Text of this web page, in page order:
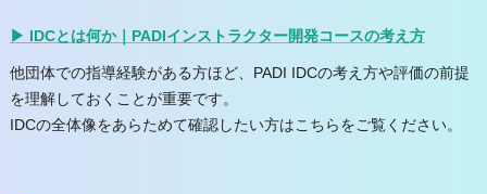
▶ IDCとは何か｜PADIインストラクター開発コースの考え方
他団体での指導経験がある方ほど、PADI IDCの考え方や評価の前提
を理解しておくことが重要です。
IDCの全体像をあらためて確認したい方はこちらをご覧ください。